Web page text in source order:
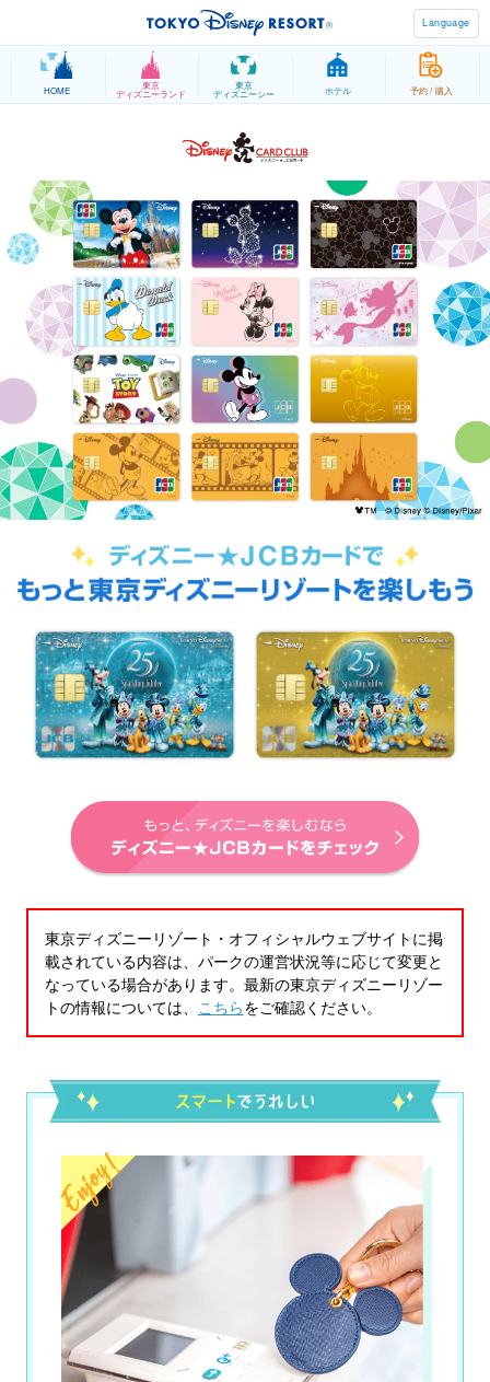
Language
HOME 東京
ディズニーランド
東京
ディズニーシー ホテル 予約 / 購入
東京ディズニーリゾート・オフィシャルウェブサイトに掲
載されている内容は、パークの運営状況等に応じて変更と
なっている場合があります。最新の東京ディズニーリゾー
トの情報については、 こちらをご確認ください。